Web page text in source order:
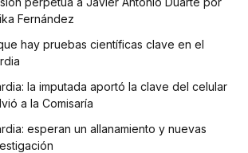
Fernández
hay pruebas científicas clave en el
la imputada aportó la clave del celular
a la Comisaría
esperan un allanamiento y nuevas